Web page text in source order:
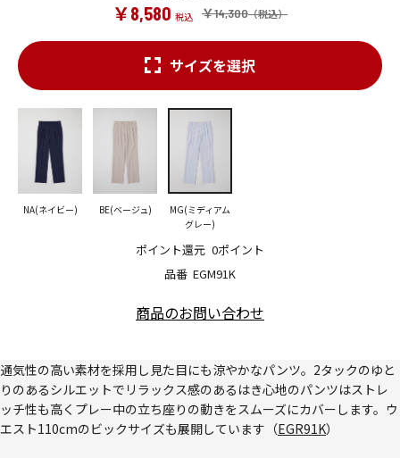
￥14,300
￥8,580
品番 EGM91K
ポイント還元 0ポイント
サイズを選択
NA(ネイビー) BE(ベージュ)
MG(ミディアム
グレー)
商品のお問い合わせ
通気性の高い素材を採用し見た目にも涼やかなパンツ。2タックのゆと
りのあるシルエットでリラックス感のあるはき心地のパンツはストレ
ッチ性も高くプレー中の立ち座りの動きをスムーズにカバーします。ウ
エスト110cmのビックサイズも展開しています（EGR91K）